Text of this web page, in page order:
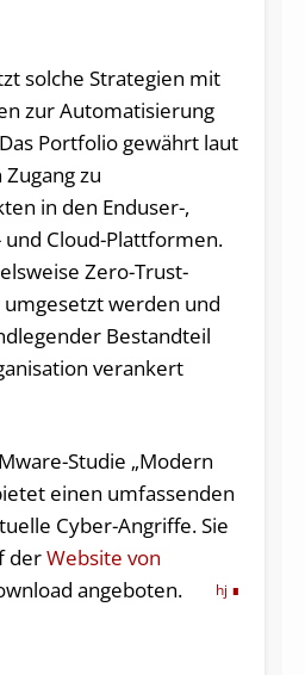
solche Strategien mit
zur Automatisierung
Portfolio gewährt laut
zu
in den Enduser-,
Cloud-Plattformen.
Zero-Trust-
werden und
Bestandteil
verankert
Studie „Modern
einen umfassenden
Cyber-Angriffe. Sie
derWebsite von
angeboten. hj